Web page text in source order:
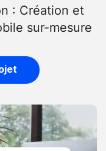
: Création et
sur-mesure